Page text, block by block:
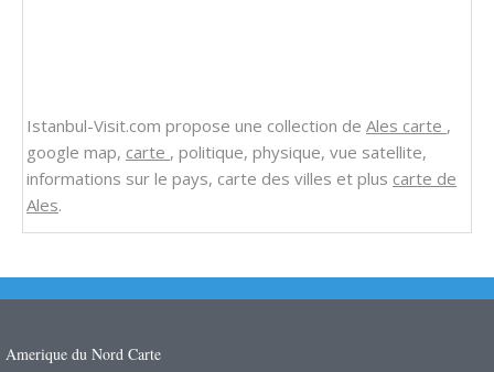
Istanbul-Visit.com propose une collection de Ales carte ,
google map, carte , politique, physique, vue satellite,
informations sur le pays, carte des villes et plus carte de
Ales.
Amerique du Nord Carte